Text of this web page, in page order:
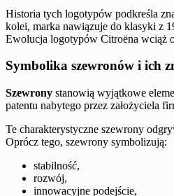
Historia tych logotypów podkreśla
kolei, marka nawiązuje do klasyki z
Ewolucja logotypów Citroëna wciąż
Symbolika szewronów i ich
Szewrony stanowią wyjątkowe
patentu nabytego przez założyciela
Te charakterystyczne szewrony
Oprócz tego, szewrony symbolizują:
stabilność,
rozwój,
innowacyjne podejście,